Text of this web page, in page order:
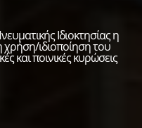
Ιδιοκτησίας η
ιδιοποίηση του
και ποινικές κυρώσεις